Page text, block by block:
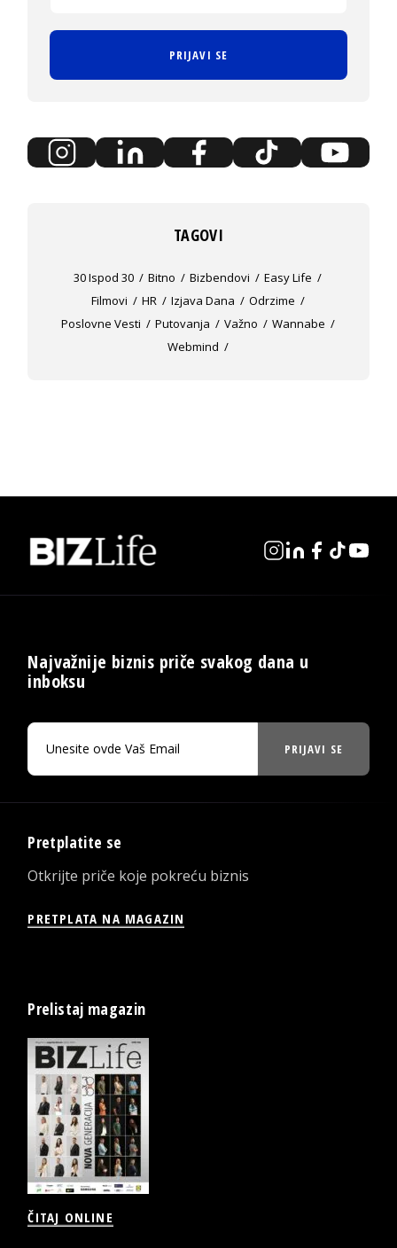
PRIJAVI SE
TAGOVI
30 Ispod 30 Bitno Bizbendovi
Easy Life
Filmovi
HR Izjava Dana
Odrzime
Poslovne Vesti
Putovanja Važno
Wannabe
Webmind
Najvažnije biznis priče svakog dana u
inboksu
PRIJAVI SE
Pretplatite se
Otkrijte priče koje pokreću biznis
PRETPLATA NA MAGAZIN
Prelistaj magazin
ČITAJ ONLINE